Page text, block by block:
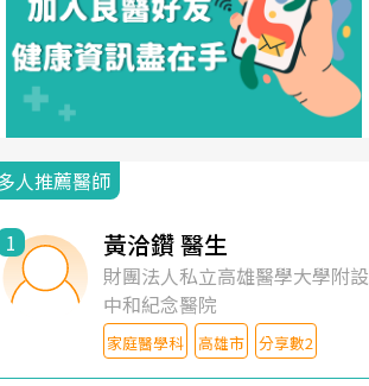
人推薦醫師
1 黃洽鑽 醫生
財團法人私立高雄醫學大學附設
中和紀念醫院
家庭醫學科 高雄市 分享數2